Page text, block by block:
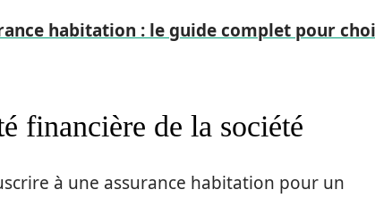
habitation : le guide complet pour
financière de la société
à une assurance habitation pour un